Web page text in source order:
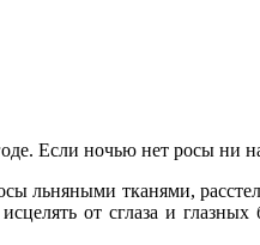
Если ночью нет росы ни
тканями,
от сглаза и глазных